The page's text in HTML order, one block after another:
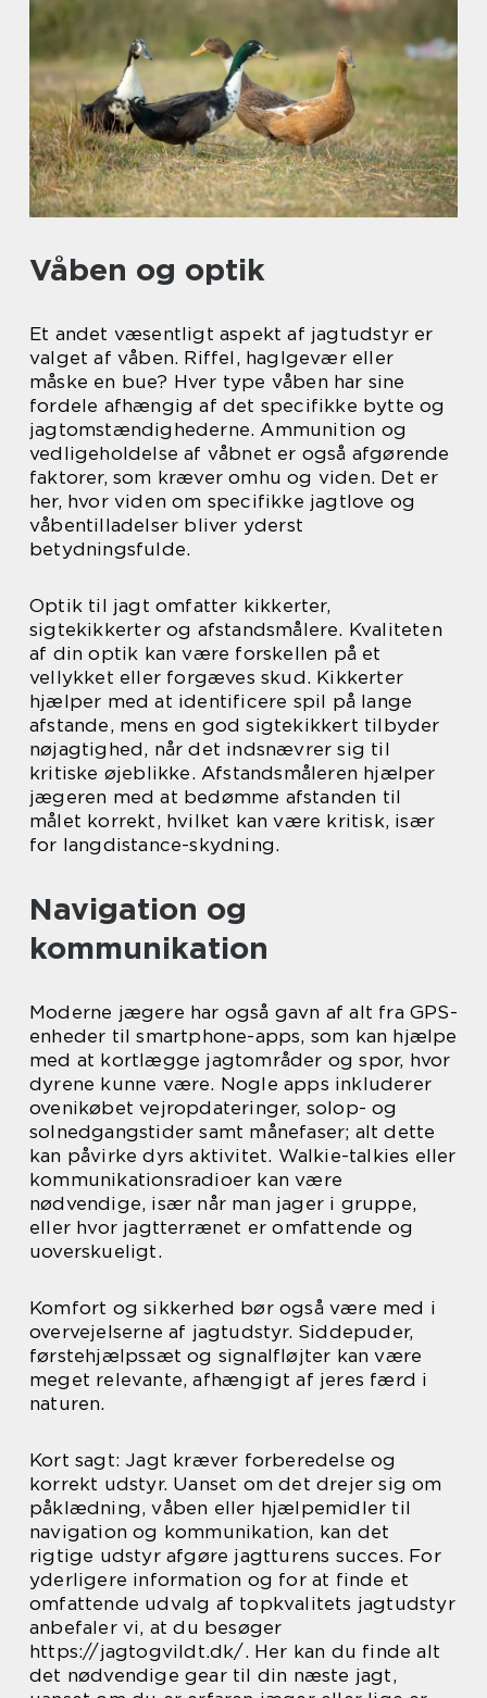
Våben og optik
Et andet væsentligt aspekt af jagtudstyr er
valget af våben. Riffel, haglgevær eller
måske en bue? Hver type våben har sine
fordele afhængig af det specifikke bytte og
jagtomstændighederne. Ammunition og
vedligeholdelse af våbnet er også afgørende
faktorer, som kræver omhu og viden. Det er
her, hvor viden om specifikke jagtlove og
våbentilladelser bliver yderst
betydningsfulde.
Optik til jagt omfatter kikkerter,
sigtekikkerter og afstandsmålere. Kvaliteten
af din optik kan være forskellen på et
vellykket eller forgæves skud. Kikkerter
hjælper med at identificere spil på lange
afstande, mens en god sigtekikkert tilbyder
nøjagtighed, når det indsnævrer sig til
kritiske øjeblikke. Afstandsmåleren hjælper
jægeren med at bedømme afstanden til
målet korrekt, hvilket kan være kritisk, især
for langdistance-skydning.
Navigation og
kommunikation
Moderne jægere har også gavn af alt fra GPS-
enheder til smartphone-apps, som kan hjælpe
med at kortlægge jagtområder og spor, hvor
dyrene kunne være. Nogle apps inkluderer
ovenikøbet vejropdateringer, solop- og
solnedgangstider samt månefaser; alt dette
kan påvirke dyrs aktivitet. Walkie-talkies eller
kommunikationsradioer kan være
nødvendige, især når man jager i gruppe,
eller hvor jagtterrænet er omfattende og
uoverskueligt.
Komfort og sikkerhed bør også være med i
overvejelserne af jagtudstyr. Siddepuder,
førstehjælpssæt og signalfløjter kan være
meget relevante, afhængigt af jeres færd i
naturen.
Kort sagt: Jagt kræver forberedelse og
korrekt udstyr. Uanset om det drejer sig om
påklædning, våben eller hjælpemidler til
navigation og kommunikation, kan det
rigtige udstyr afgøre jagtturens succes. For
yderligere information og for at finde et
omfattende udvalg af topkvalitets jagtudstyr
anbefaler vi, at du besøger
https://jagtogvildt.dk/. Her kan du finde alt
det nødvendige gear til din næste jagt,